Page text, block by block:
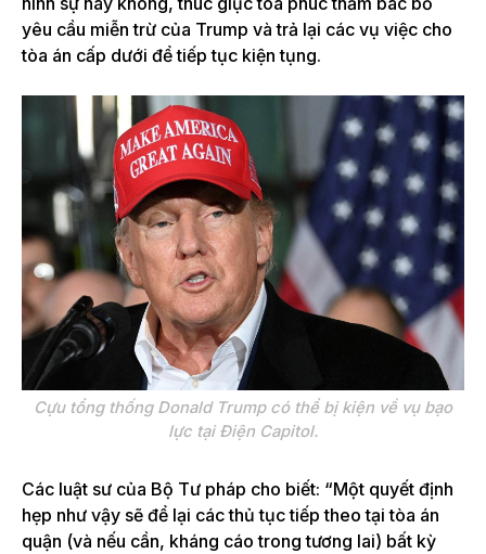
yêu cầu miễn trừ của Trump và trả lại các vụ việc cho
tòa án cấp dưới để tiếp tục kiện tụng.
Cựu tổng thống Donald Trump có thể bị kiện về vụ bạo
lực tại Điện Capitol.
Các luật sư của Bộ Tư pháp cho biết: “Một quyết định
hẹp như vậy sẽ để lại các thủ tục tiếp theo tại tòa án
quận (và nếu cần, kháng cáo trong tương lai) bất kỳ